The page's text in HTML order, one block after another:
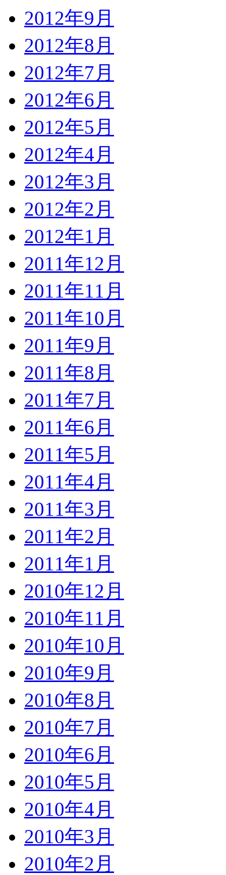
2012年9月
2012年8月
2012年7月
2012年6月
2012年5月
2012年4月
2012年3月
2012年2月
2012年1月
2011年12月
2011年11月
2011年10月
2011年9月
2011年8月
2011年7月
2011年6月
2011年5月
2011年4月
2011年3月
2011年2月
2011年1月
2010年12月
2010年11月
2010年10月
2010年9月
2010年8月
2010年7月
2010年6月
2010年5月
2010年4月
2010年3月
2010年2月